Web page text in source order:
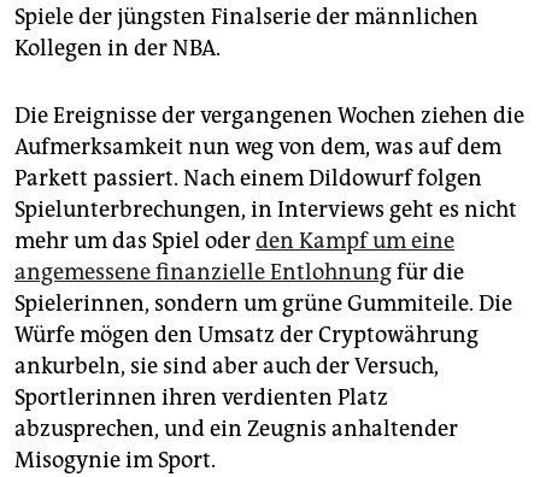
Spiele der jüngsten Finalserie der männlichen
Kollegen in der NBA.
Die Ereignisse der vergangenen Wochen ziehen die
Aufmerksamkeit nun weg von dem, was auf dem
Parkett passiert. Nach einem Dildowurf folgen
Spielunterbrechungen, in Interviews geht es nicht
mehr um das Spiel oderden Kampf um eine
angemessene finanzielle Entlohnungfür die
Spielerinnen, sondern um grüne Gummi­teile. Die
Würfe mögen den Umsatz der Cryptowährung
ankurbeln, sie sind aber auch der Versuch,
Sportlerinnen ihren verdienten Platz
abzusprechen, und ein Zeugnis anhaltender
Misogynie im Sport.